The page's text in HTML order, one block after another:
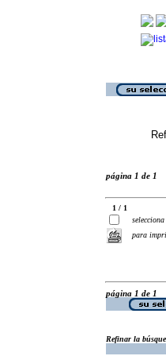
página 1 de 1
1 / 1
selecciona
para
página 1 de 1
Refinar la